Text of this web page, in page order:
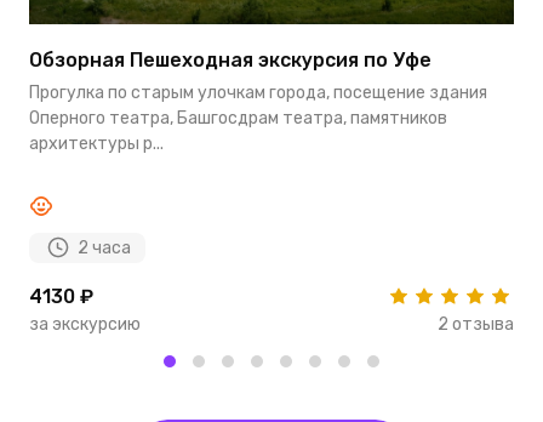
Обзорная Пешеходная экскурсия по Уфе
Прогулка по старым улочкам города, посещение здания
Оперного театра, Башгосдрам театра, памятников
архитектуры р...
2 часа
4130 ₽
за экскурсию 2 отзыва